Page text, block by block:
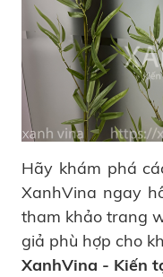
Hãy khám phá
XanhVina ngay
tham khảo trang
giả phù hợp cho
XanhVina - Kiến